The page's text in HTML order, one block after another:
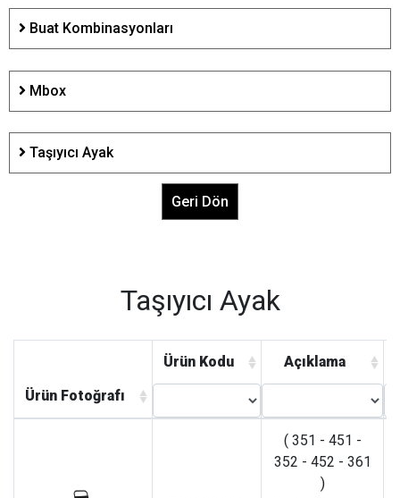
Buat Kombinasyonları
Mbox
Taşıyıcı Ayak
Geri Dön
Taşıyıcı Ayak
Ürün Fotoğrafı
Ürün Kodu Açıklama
( 351 - 451 -
352 - 452 - 361
)